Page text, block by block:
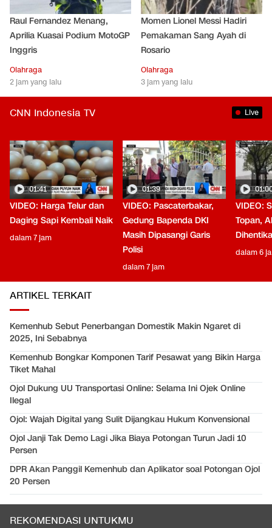
Raul Fernandez Menang,
Aprilia Kuasai Podium MotoGP
Inggris
Olahraga
2 jam yang lalu
Momen Lionel Messi Hadiri
Pemakaman Sang Ayah di
Rosario
Olahraga
3 jam yang lalu
CNN Indonesia TV Live
01:41
VIDEO: Harga Telur dan
Daging Sapi Kembali Naik
dalam 7 jam
01:39
VIDEO: Pascaterbakar,
Gedung Bapenda DKI
Masih Dipasangi Garis
Polisi
dalam 7 jam
VIDEO:
Topan,
dalam 6
ARTIKEL TERKAIT
Kemenhub Sebut Penerbangan Domestik Makin Ngaret di
2025, Ini Sebabnya
Kemenhub Bongkar Komponen Tarif Pesawat yang Bikin Harga
Tiket Mahal
Ojol Dukung UU Transportasi Online: Selama Ini Ojek Online
Ilegal
Ojol: Wajah Digital yang Sulit Dijangkau Hukum Konvensional
Ojol Janji Tak Demo Lagi Jika Biaya Potongan Turun Jadi 10
Persen
DPR Akan Panggil Kemenhub dan Aplikator soal Potongan Ojol
20 Persen
REKOMENDASI UNTUKMU